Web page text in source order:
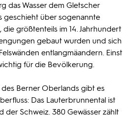
das Wasser dem Gletscher
geschieht über sogenannte
die größtenteils im 14. Jahrhundert
gebaut wurden und sich
entlangmäandern. Einst
für die Bevölkerung.
Berner Oberlands gibt es
Das Lauterbrunnental ist
Schweiz. 380 Gewässer zählt